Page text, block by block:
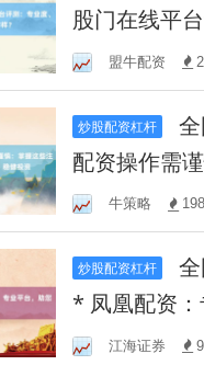
股门在线平
度、功能与
盟牛配资
炒股配资杠杆
全国股票配资公司
配资操作需
注意事项，
稳健投资
牛策略 198
炒股配资杠杆
全国股票配资公司
* 凤凰配资
投资腾飞
江海证券